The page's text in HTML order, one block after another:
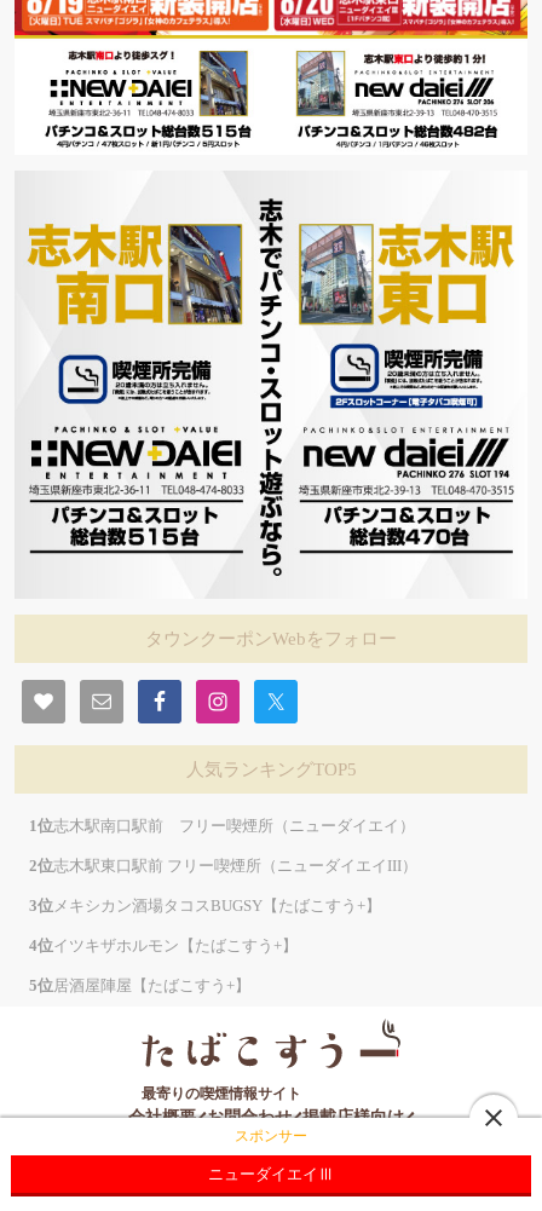
タウンクーポンWebをフォロー
人気ランキングTOP5
志木駅南口駅前 フリー喫煙所（ニューダイエイ）
志木駅東口駅前 フリー喫煙所（ニューダイエイIII）
メキシカン酒場タコスBUGSY【たばこすう+】
イツキザホルモン【たばこすう+】
居酒屋陣屋【たばこすう+】
スポンサー
ニューダイエイⅢ
close
最寄りの喫煙情報サイト
会社概要 お問合わせ 掲載店様向け
プライバシーポリシー サイトマップ
©️ 2025BigBang co., Ltd.ALL Rights Reserved.